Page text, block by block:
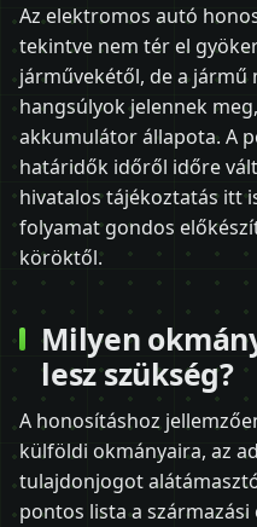
Az elektromos autó
tekintve nem tér el
járművekétől, de a jármű
hangsúlyok jelennek
akkumulátor állapota. A
határidők időről időre
hivatalos tájékoztatás itt
folyamat gondos
köröktől.
Milyen
lesz szükség?
A honosításhoz
külföldi okmányaira, az
tulajdonjogot
pontos lista a